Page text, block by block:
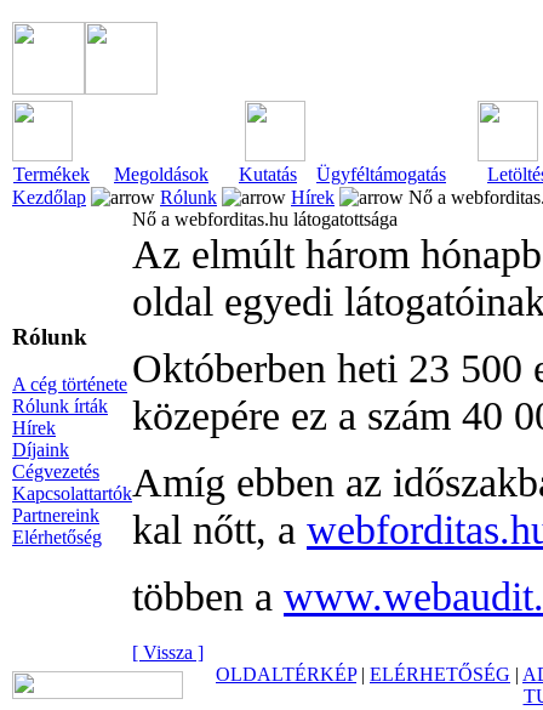
Termékek Megoldások Kutatás Ügyféltámogatás
Kezdőlap
Rólunk Hírek Nő a
Rólunk
A cég története
Rólunk írták
Hírek
Díjaink
Cégvezetés
Kapcsolattartók
Partnereink
Elérhetőség
Nő a webforditas.hu látogatottsága
Az elmúlt három
oldal egyedi
Októberben heti 23 500
közepére ez a szám 40
Amíg ebben az
kal nőtt, a
többen a
[ Vissza ]
OLDALTÉRKÉP| ELÉRHETŐSÉG |